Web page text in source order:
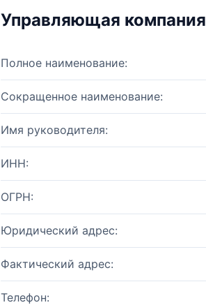
Управляющая компания
Полное наименование:
Сокращенное наименование:
Имя руководителя:
ИНН:
ОГРН:
Юридический адрес:
Фактический адрес:
Телефон: